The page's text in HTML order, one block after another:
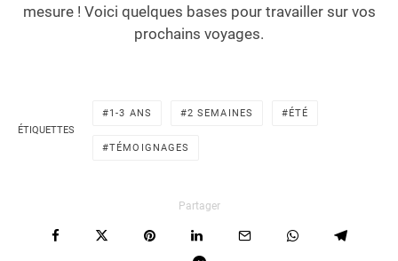
mesure ! Voici quelques bases pour travailler sur vos
prochains voyages.
ÉTIQUETTES
1-3 ANS 2 SEMAINES ÉTÉ
TÉMOIGNAGES
Partager